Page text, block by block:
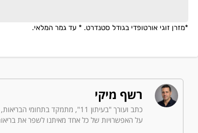
*מזרן זוגי אורטופדי בגודל סטנדרט. * עד גמר המלאי.
רשף מיקי
כתב ועורך "בעיתון 11", מתמקד
על האפשרויות של כל אחד מאיתנו לשפר את